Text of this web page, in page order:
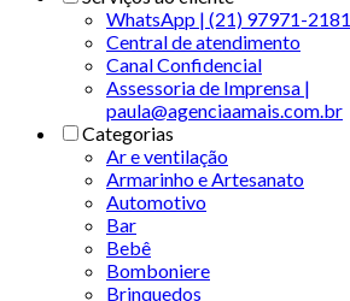
WhatsApp | (21) 97971-2181
Central de atendimento
Canal Confidencial
Assessoria de Imprensa |
paula@agenciaamais.com.br
Categorias
Ar e ventilação
Armarinho e Artesanato
Automotivo
Bar
Bebê
Bomboniere
Brinquedos